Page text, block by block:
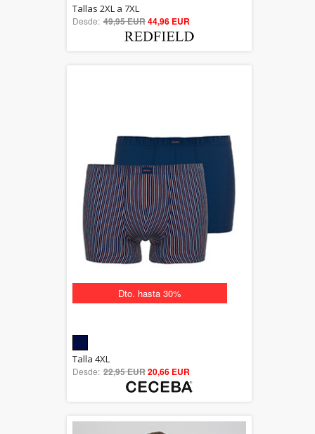
5.00
out of 5
Tallas 2XL a 7XL
Desde: 49,95 EUR44,96 EUR
Dto. hasta 30%
out of 5
Talla 4XL
Desde: 22,95 EUR20,66 EUR